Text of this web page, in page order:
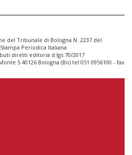
del Tribunale di Bologna N. 2237 del
Periodica Italiana
diretti editoria d.lgs 70/2017
5 40126 Bologna (Bo) tel 051 0956100 - fax